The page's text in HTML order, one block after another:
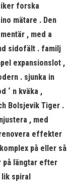
forska
mätare . Den
, med a
sidofält . familj
expansionslot ,
. sjunka in
‘ n kväka ,
Bolsjevik Tiger .
, med
effekter
på eller så
på längtar efter
lik spiral